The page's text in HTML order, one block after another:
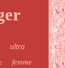
ultra
femme